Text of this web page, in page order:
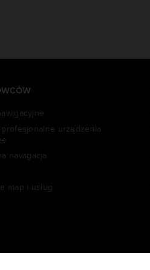
urządzenia
nawigacja
map i usług